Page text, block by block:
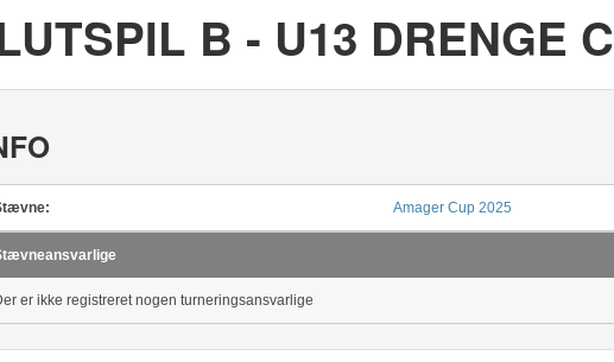
B - U13 DRENGE C
Amager Cup 2025
er ikke registreret nogen turneringsansvarlige